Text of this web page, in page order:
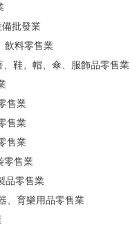
批發業
飲料零售業
鞋、帽、傘、服飾品零售業
售業
售業
售業
零售業
品零售業
、育樂用品零售業